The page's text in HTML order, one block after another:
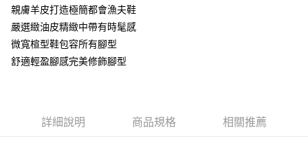
街口支付
悠遊付
AFTEE先享後付
便利好安心！
１．簡單：不需註冊會員、不需綁卡、不需儲值。
親膚羊皮打造極簡都會漁夫鞋
嚴選緻油皮精緻中帶有時髦感
微寬楦型鞋包容所有腳型
舒適輕盈腳感完美修飾腳型
詳細說明 商品規格 相關推薦